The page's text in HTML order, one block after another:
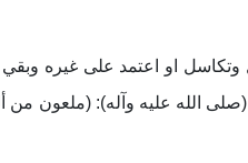
او اعتمد على غيره وبقي
(صلى الله عليه وآله): (ملعون من